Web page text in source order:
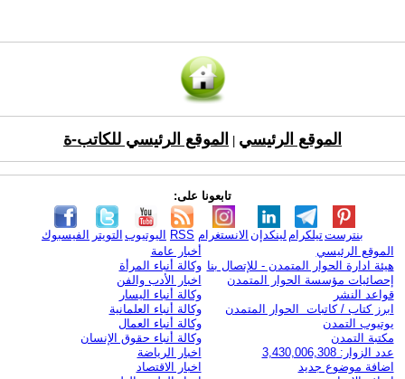
الموقع الرئيسي الموقع الرئيسي للكاتب-ة
تابعونا على:
الفيسبوك التويتر اليوتيوب RSS الانستغرام لينكدإن تيلكرامبنترست
الموقع الرئيسي
هيئة ادارة الحوار المتمدن - للإتصال بنا
إحصائيات مؤسسة الحوار المتمدن
قواعد النشر
ابرز كتاب / كاتبات الحوار المتمدن
يوتيوب التمدن
مكتبة التمدن
عدد الزوار: 3,430,006,308
اضافة موضوع جديد
أخبار عامة
وكالة أنباء المرأة
اخبار الأدب والفن
وكالة أنباء اليسار
وكالة أنباء العلمانية
وكالة أنباء العمال
وكالة أنباء حقوق الإنسان
اخبار الرياضة
اخبار الاقتصاد